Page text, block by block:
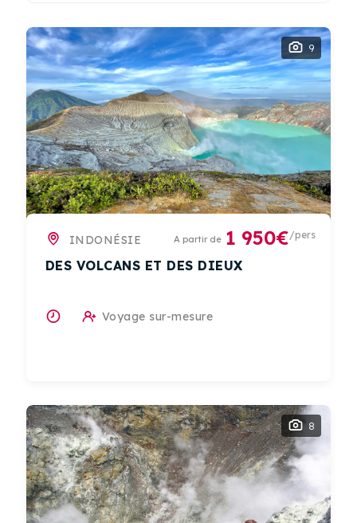
9
INDONÉSIE A partir de 1 950€/pers
DES VOLCANS ET DES DIEUX
Voyage sur-mesure
8